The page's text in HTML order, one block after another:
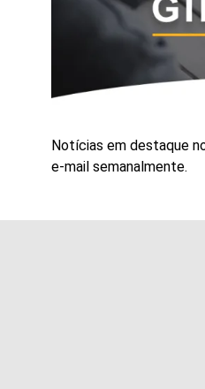
Notícias em destaque
e-mail semanalmente.